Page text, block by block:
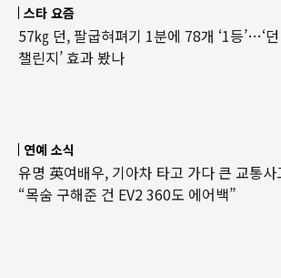
스타 요즘
57㎏ 던, 팔굽혀펴기 1분에 78개 ‘1등’…‘던
챌린지’ 효과 봤나
연예 소식
유명 英여배우, 기아차 타고 가다 큰 교통사
“목숨 구해준 건 EV2 360도 에어백”